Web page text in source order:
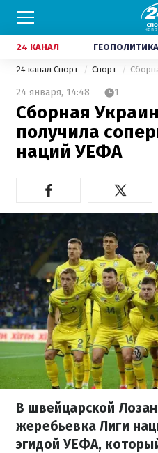
24 КАНАЛ ГЕОПОЛИТИКА
24 канал Спорт Спорт
24 января, 14:48 1
Сборная
получила
наций УЕФА
В швейцарской
жеребьевка Лиги
эгидой УЕФА,